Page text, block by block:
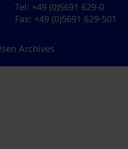
Tel: +49 (0)5691 629-0
Fax: +49 (0)5691 629-501
Archives